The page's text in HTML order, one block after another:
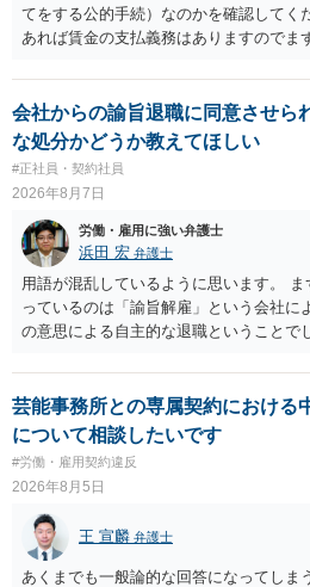
てをする公的手続）なのかを確認してく
あれば賃金の支払義務はありますのでま
しいかもしれませんが）賃金などの労働
支払われます。ただし支払までにかなり
に、「独立行政法人労働者健康安全機構
の立替事業を行っています。詳しくは、
談コーナー＞ TEL 044-431-8663 相談時
7:00 に相談してみてください。同じよ
方がいれば一緒に相談してみるといいで
会社からの諭旨退職に同意させら
な処分かどうか教えてほしい
#正社員・契約社員
2026年8月7日
労働・雇用に強い弁護士
浜田 宏 弁護士
用語が混乱しているように思います。
っているのは「諭旨解雇」という会社に
の意思による自主的な退職ということ
す。 その場合、解雇には客観的で合理
解雇という処分が社会通念上相当と認め
す。 結局、貴殿のネット炎上の内容や
どを具体的に検討しなければ、何とも申
また、育児休業法関係の問題もあるか
法に関する専門的な知識が必要な事案で
士にご相談下さい。
芸能事務所との専属契約における
について相談したいです
#労働・雇用契約違反
2026年8月5日
王 宣麟 弁護士
あくまでも一般論的な回答になってしま